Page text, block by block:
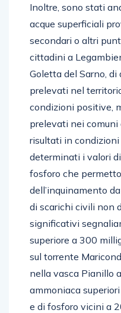
Inoltre, sono stati
acque superficiali
secondari o altri
cittadini a
Goletta del Sarno,
prelevati nel
condizioni positive,
prelevati nei comuni
risultati in
determinati i valori
fosforo che
dell’inquinamento
di scarichi civili non
significativi
superiore a 300
sul torrente
nella vasca Pianillo
ammoniaca
e di fosforo vicini a